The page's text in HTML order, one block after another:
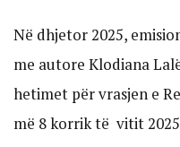
Në dhjetor 2025,
me autore Klodiana
hetimet për vrasjen e
më 8 korrik të vitit